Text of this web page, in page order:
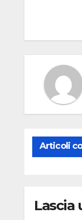
Articoli
Lascia